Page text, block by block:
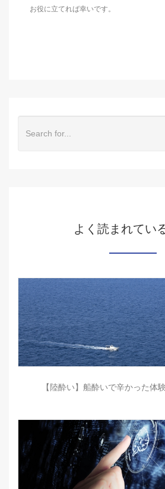
お役に立てれば幸いです。
よく読まれてい
【陸酔い】船酔いで辛かった体